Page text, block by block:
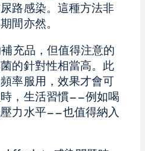
路感染。這種方法非
間亦然。
充品，但值得注意的
的針對性相當高。此
率服用，效果才會可
時，生活習慣——例如喝
力水平——也值得納入